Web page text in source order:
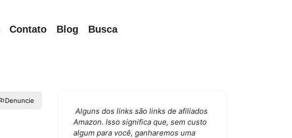
Contato Blog Busca
Denuncie
Alguns dos links são links de afiliados
Amazon. Isso significa que, sem custo
algum para você, ganharemos uma